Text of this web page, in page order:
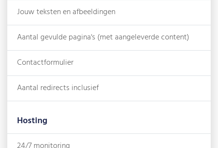
Jouw teksten en afbeeldingen
Aantal gevulde pagina's (met aangeleverde content)
Contactformulier
Aantal redirects inclusief
Hosting